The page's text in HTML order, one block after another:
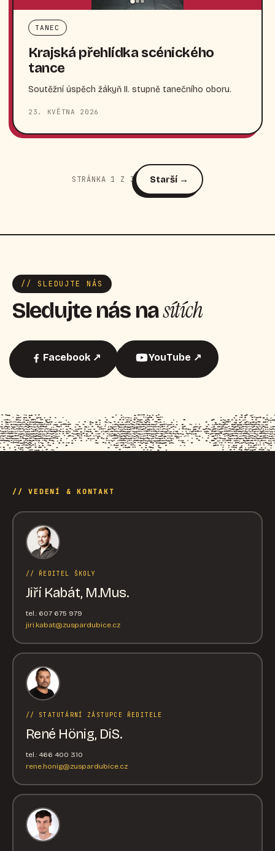
TANEC
Krajská přehlídka scénického
tance
Soutěžní úspěch žákyň II. stupně tanečního oboru.
23. KVĚTNA 2026
STRÁNKA 1 Z 3 Starší →
// SLEDUJTE NÁS
Sledujte nás nasítích
Facebook ↗ YouTube ↗
// VEDENÍ & KONTAKT
// ŘEDITEL ŠKOLY
Jiří Kabát, M.Mus.
tel.: 607 675 979
jiri.kabat@zuspardubice.cz
// STATUTÁRNÍ ZÁSTUPCE ŘEDITELE
René Hönig, DiS.
tel.: 466 400 310
rene.honig@zuspardubice.cz